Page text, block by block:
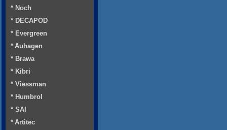
* Noch
* DECAPOD
* Evergreen
* Auhagen
* Brawa
* Kibri
* Viessman
* Humbrol
* SAI
* Artitec